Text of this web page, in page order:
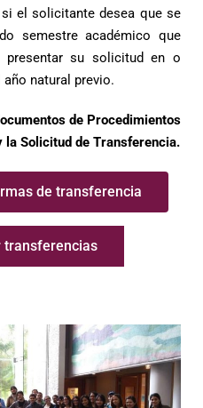
el solicitante desea que se
semestre académico que
presentar su solicitud en o
natural previo.
de Procedimientos
Solicitud de Transferencia.
de transferencia
transferencias